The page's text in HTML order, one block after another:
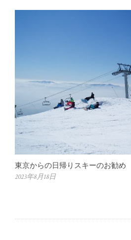
東京からの日帰りスキーのお勧め
2023年8月18日